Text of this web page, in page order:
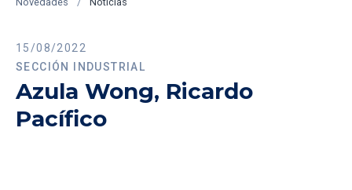
15/08/2022
SECCIÓN INDUSTRIAL
Azula Wong, Ricardo
Pacífico